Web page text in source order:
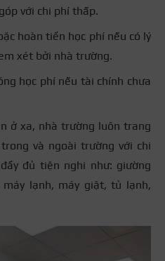
với chi phí thấp.
hoàn tiền học phí nếu có lý
xét bởi nhà trường.
học phí nếu tài chính chưa
ở xa, nhà trường luôn trang
và ngoài trường với chi
đủ tiện nghi như: giường
lạnh, máy giặt, tủ lạnh,